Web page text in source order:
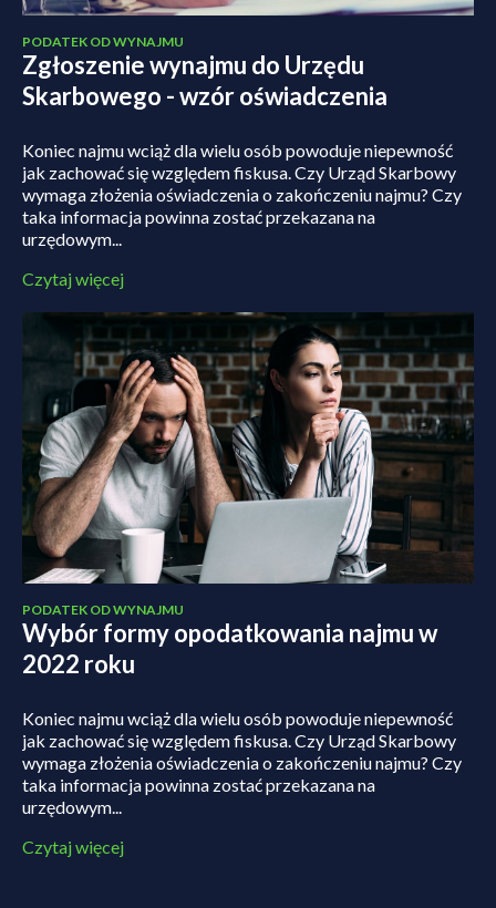
PODATEK OD WYNAJMU
Zgłoszenie wynajmu do Urzędu
Skarbowego - wzór oświadczenia
Koniec najmu wciąż dla wielu osób powoduje niepewność
jak zachować się względem fiskusa. Czy Urząd Skarbowy
wymaga złożenia oświadczenia o zakończeniu najmu? Czy
taka informacja powinna zostać przekazana na
urzędowym...
Czytaj więcej
PODATEK OD WYNAJMU
Wybór formy opodatkowania najmu w
2022 roku
Koniec najmu wciąż dla wielu osób powoduje niepewność
jak zachować się względem fiskusa. Czy Urząd Skarbowy
wymaga złożenia oświadczenia o zakończeniu najmu? Czy
taka informacja powinna zostać przekazana na
urzędowym...
Czytaj więcej